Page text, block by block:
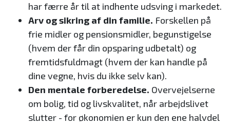
har færre år til at indhente udsving i markedet.
Arv og sikring af din familie. Forskellen på
frie midler og pensionsmidler, begunstigelse
(hvem der får din opsparing udbetalt) og
fremtidsfuldmagt (hvem der kan handle på
dine vegne, hvis du ikke selv kan).
Den mentale forberedelse. Overvejelserne
om bolig, tid og livskvalitet, når arbejdslivet
slutter - for økonomien er kun den ene halvdel